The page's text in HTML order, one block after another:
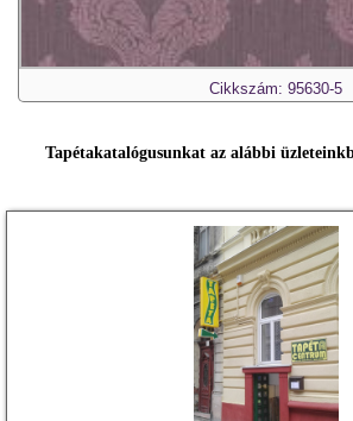
Cikkszám: 95630-5
Tapétakatalógusunkat az alábbi